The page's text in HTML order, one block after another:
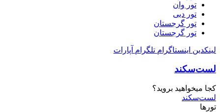
تور وان
تور دبی
تور گرجستان
تور گرجستان
لینکدین اینستاگرام تلگرام آپارات
لست‌سکند
کجا میخواهید بروید؟
لست‌سکند
تورها